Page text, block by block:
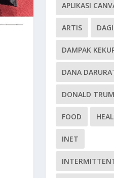
APLIKASI
ARTIS
DAMPAK
DANA
DONALD
FOOD
INET